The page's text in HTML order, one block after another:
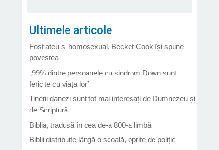
Ultimele articole
Fost ateu și homosexual, Becket Cook își spune
povestea
„99% dintre persoanele cu sindrom Down sunt
fericite cu viața lor”
Tinerii danezi sunt tot mai interesați de Dumnezeu și
de Scriptură
Biblia, tradusă în cea de-a 800-a limbă
Biblii distribuite lângă o școală, oprite de poliție